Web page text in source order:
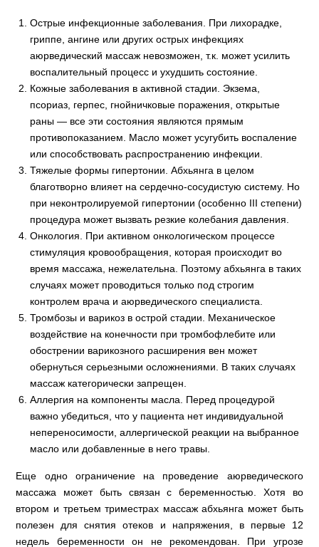
Острые инфекционные заболевания. При лихорадке,
гриппе, ангине или других острых инфекциях
аюрведический массаж невозможен, т.к. может усилить
воспалительный процесс и ухудшить состояние.
Кожные заболевания в активной стадии. Экзема,
псориаз, герпес, гнойничковые поражения, открытые
раны — все эти состояния являются прямым
противопоказанием. Масло может усугубить воспаление
или способствовать распространению инфекции.
Тяжелые формы гипертонии. Абхьянга в целом
благотворно влияет на сердечно-сосудистую систему. Но
при неконтролируемой гипертонии (особенно III степени)
процедура может вызвать резкие колебания давления.
Онкология. При активном онкологическом процессе
стимуляция кровообращения, которая происходит во
время массажа, нежелательна. Поэтому абхьянга в таких
случаях может проводиться только под строгим
контролем врача и аюрведического специалиста.
Тромбозы и варикоз в острой стадии. Механическое
воздействие на конечности при тромбофлебите или
обострении варикозного расширения вен может
обернуться серьезными осложнениями. В таких случаях
массаж категорически запрещен.
Аллергия на компоненты масла. Перед процедурой
важно убедиться, что у пациента нет индивидуальной
непереносимости, аллергической реакции на выбранное
масло или добавленные в него травы.
Еще одно ограничение на проведение аюрведического
массажа может быть связан с беременностью. Хотя во
втором и третьем триместрах массаж абхьянга может быть
полезен для снятия отеков и напряжения, в первые 12
недель беременности он не рекомендован. При угрозе